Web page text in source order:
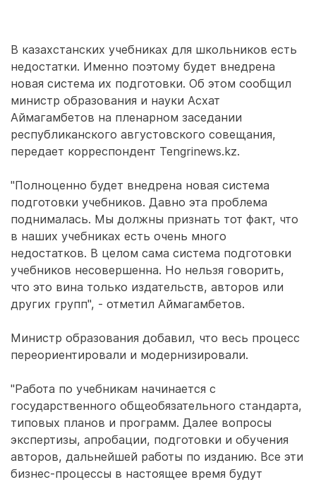
В казахстанских учебниках для школьников есть
недостатки. Именно поэтому будет внедрена
новая система их подготовки. Об этом сообщил
министр образования и науки Асхат
Аймагамбетов на пленарном заседании
республиканского августовского совещания,
передает корреспондент Tengrinews.kz.
"Полноценно будет внедрена новая система
подготовки учебников. Давно эта проблема
поднималась. Мы должны признать тот факт, что
в наших учебниках есть очень много
недостатков. В целом сама система подготовки
учебников несовершенна. Но нельзя говорить,
что это вина только издательств, авторов или
других групп", - отметил Аймагамбетов.
Министр образования добавил, что весь процесс
переориентировали и модернизировали.
"Работа по учебникам начинается с
государственного общеобязательного стандарта,
типовых планов и программ. Далее вопросы
экспертизы, апробации, подготовки и обучения
авторов, дальнейшей работы по изданию. Все эти
бизнес-процессы в настоящее время будут